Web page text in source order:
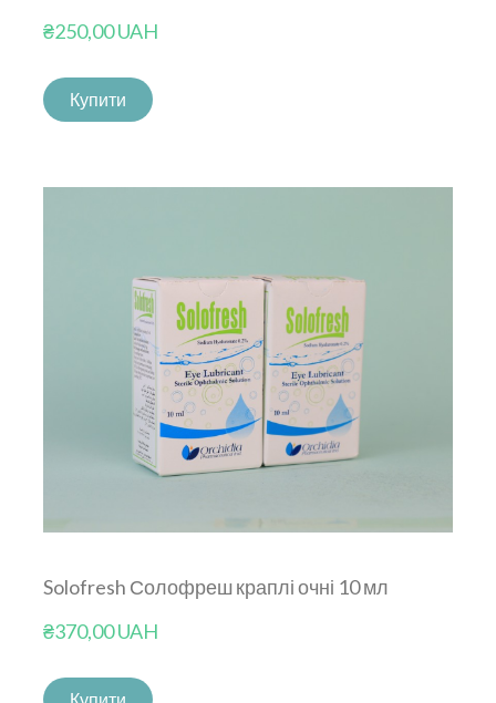
₴250,00 UAH
Купити
Solofresh Солофреш краплі очні 10 мл
₴370,00 UAH